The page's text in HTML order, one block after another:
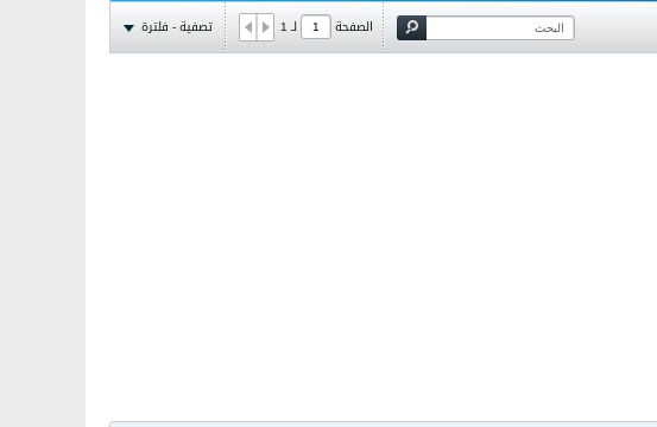
الصفحة لـ1 تصفية - فلترة